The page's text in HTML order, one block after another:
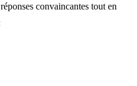
convaincantes tout en